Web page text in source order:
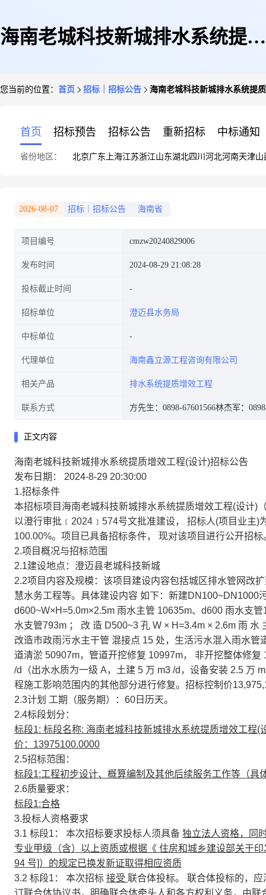
海南老城科技新城排水系统提质
您当前的位置： 首页 招标｜招标公告 海南老城科技新城排水系统提
首页 招标预告 招标公告 重新招标 中标通知
省份地区： 北京广东 上海江苏浙江山东湖北四川 河北河南天津山
2026-08-07 招标｜招标公告 海南省
项目编号 cmzw20240829006
发布时间 2024-08-29 21:08:28
投标截止时间
招标单位 澄迈县水务局
中标单位
代理单位 海南鑫立源工程咨询有限公司
相关产品 排水系统提质增效工程
联系方式 方先生：0898-67601566林杰军：
正文内容
海南老城科技新城排水系统提质增效工程(设计)招标公告
发布日期： 2024-8-29 20:30:00
1.招标条件
本招标项目海南老城科技新城排水系统提质增效工程(设计)
以澄行审批﹝2024﹞574号文批准建设， 招标人(项目业主
100.00%。项目已具备招标条件， 现对该项目进行公开招标
2.项目概况与招标范围
2.1建设地点：澄迈县老城科技新城
2.2项目内容及规模：该项目建设内容包括城区排水管网改
慧水务工程等。具体建设内容 如下：新建DN100~DN1000
d600~W×H=5.0m×2.5m 雨水主管 10635m、d600 雨水支
水支管793m ； 改 造 D500~3 孔 W × H=3.4m × 2.6m 雨
改造市政雨污水主干管 混接点 15 处，生活污水混入雨水
道清淤 50907m，管道开挖修复 10997m， 非开挖整体修
/d（出水水质为一级 A，土建 5 万 m3 /d，设备安装 2.5 万
程施工影响范围内的其他部分进行修复。招标控制价
2.3计划 工期（服务期）：60日历天。
2.4标段划分：
标段1: 标段名称: 海南老城科技新城排水系统提质增效工程
价：13975100.0000
2.5招标范围：
标段1:工程初步设计、概算编制及其他后续服务工作等（具
2.6质量要求：
标段1:合格
3.投标人资格要求
3.1 标段1： 本次招标要求投标人须具备 独立法人资格，同
专业甲级（含）以上资质或根据《 住房和城乡建设部关于
94 号]）的规定已换发新证取得相应资质
3.2 标段1： 本次招标 接受 联合体投标。 联合体投标的，
订联合体协议书，明确联合体牵头人和各方权利义务，由